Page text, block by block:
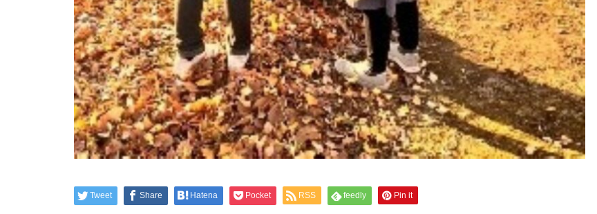
研修会（暑い中でもキャンプを
楽しむための考え方）の開催に
ついて
キャンプインストラクター養成
講習会の開催について
講習会の開催について
Tweet Share Hatena Pocket RSS feedly Pin it